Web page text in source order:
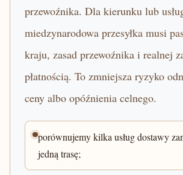
przewoźnika. Dla kierunku lub
miedzynarodowa przesyłka musi
kraju, zasad przewoźnika i realnej
płatnością. To zmniejsza ryzyko
ceny albo opóźnienia celnego.
porównujemy kilka usług dostawy
jedną trasę;